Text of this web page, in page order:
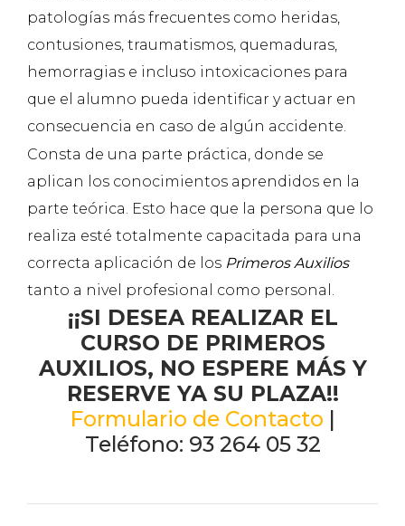
patologías más frecuentes como heridas,
contusiones, traumatismos, quemaduras,
hemorragias e incluso intoxicaciones para
que el alumno pueda identificar y actuar en
consecuencia en caso de algún accidente.
Consta de una parte práctica, donde se
aplican los conocimientos aprendidos en la
parte teórica. Esto hace que la persona que lo
realiza esté totalmente capacitada para una
correcta aplicación de los Primeros Auxilios
tanto a nivel profesional como personal.
¡¡SI DESEA REALIZAR EL
CURSO DE PRIMEROS
AUXILIOS, NO ESPERE MÁS Y
RESERVE YA SU PLAZA!!
Formulario de Contacto |
Teléfono: 93 264 05 32